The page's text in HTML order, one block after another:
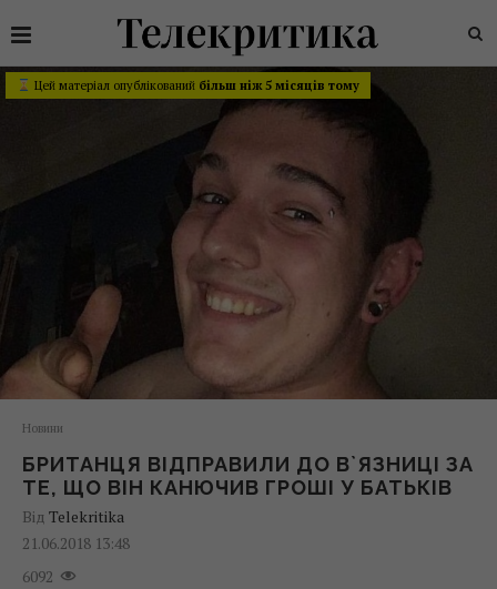
Цей матеріал опублікований більш ніж 5 місяців тому
Новини
БРИТАНЦЯ ВІДПРАВИЛИ ДО В`ЯЗНИЦІ ЗА
ТЕ, ЩО ВІН КАНЮЧИВ ГРОШІ У БАТЬКІВ
Від Telekritika
21.06.2018 13:48
6092